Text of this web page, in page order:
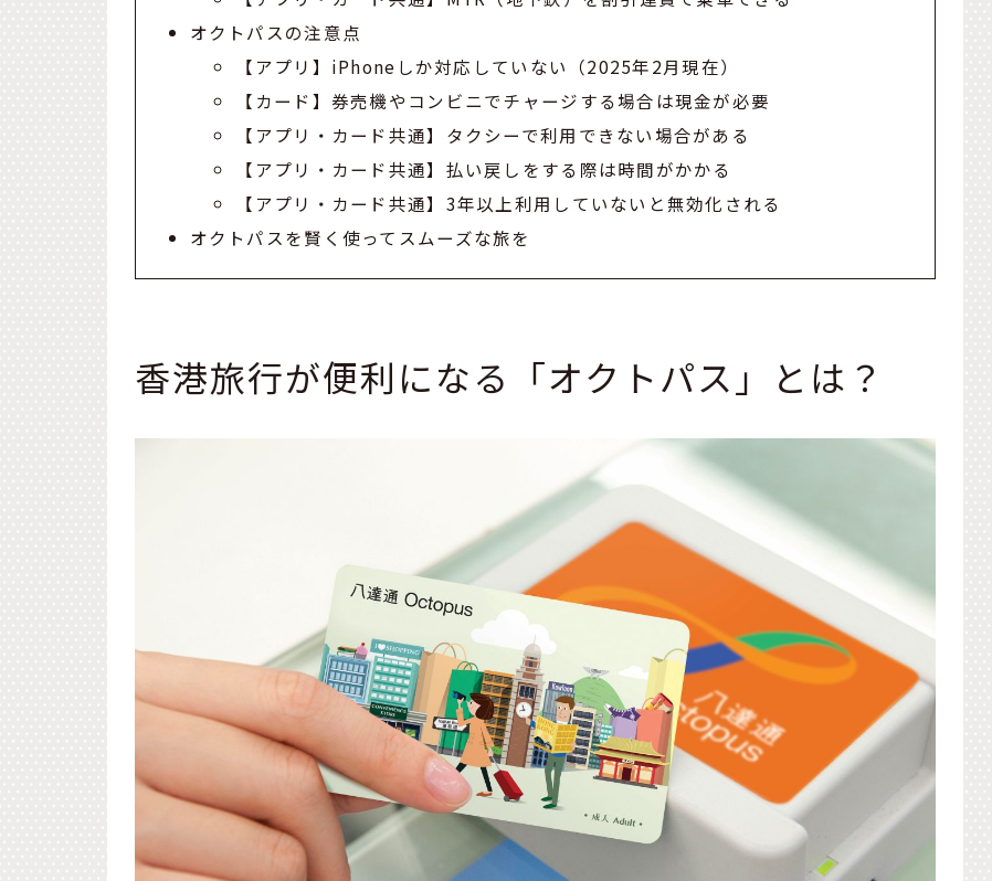
オクトパスの注意点
【アプリ】iPhoneしか対応していない（2025年2月現在）
【カード】券売機やコンビニでチャージする場合は現金が必要
【アプリ・カード共通】タクシーで利用できない場合がある
【アプリ・カード共通】払い戻しをする際は時間がかかる
【アプリ・カード共通】3年以上利用していないと無効化される
オクトパスを賢く使ってスムーズな旅を
香港旅行が便利になる「オクトパス」とは？